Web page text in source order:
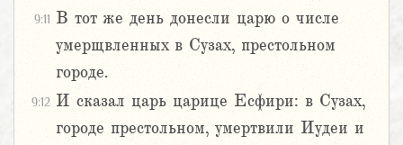
9:11 В тот же день донесли царю о числе
умерщвленных в Сузах, престольном
городе.
9:12 И сказал царь царице Есфири: в Сузах,
городе престольном, умертвили Иудеи и